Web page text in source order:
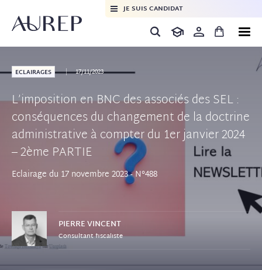
JE SUIS CANDIDAT
ECLAIRAGES 17/11/2023
L’imposition en BNC des associés des SEL :
conséquences du changement de la doctrine
administrative à compter du 1er janvier 2024
– 2ème PARTIE
Eclairage du 17 novembre 2023 - N°488
PIERREVINCENT
Consultant fiscaliste